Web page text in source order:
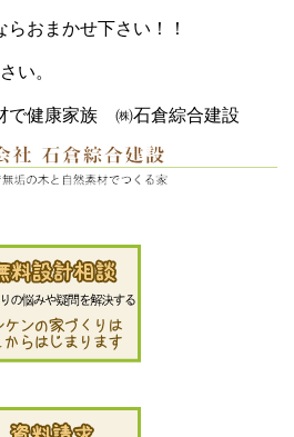
おまかせ下さい！！
い。
で健康家族 ㈱石倉綜合建設